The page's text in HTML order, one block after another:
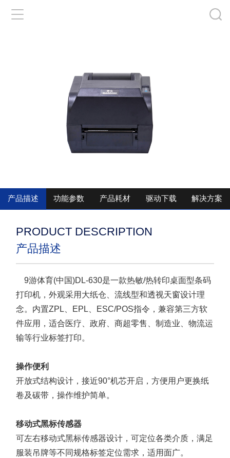
产品描述 功能参数 产品耗材 驱动下载 解决方案
PRODUCT DESCRIPTION
产品描述
9游体育(中国)DL-630是一款热敏/热转印桌面型条码
打印机，外观采用大纸仓、流线型和透视天窗设计理
念。内置ZPL、EPL、ESC/POS指令，兼容第三方软
件应用，适合医疗、政府、商超零售、制造业、物流运
输等行业标签打印。
操作便利
开放式结构设计，接近90°机芯开启，方便用户更换纸
卷及碳带，操作维护简单。
移动式黑标传感器
可左右移动式黑标传感器设计，可定位各类介质，满足
服装吊牌等不同规格标签定位需求，适用面广。